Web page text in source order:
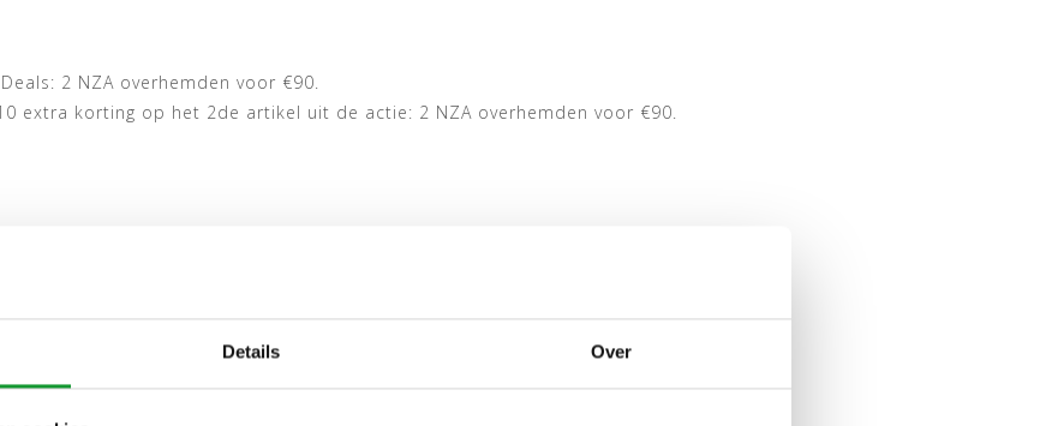
Details Over
2 NZA overhemden voor €90.
extra korting op het 2de artikel uit de actie: 2 NZA overhemden voor €90.